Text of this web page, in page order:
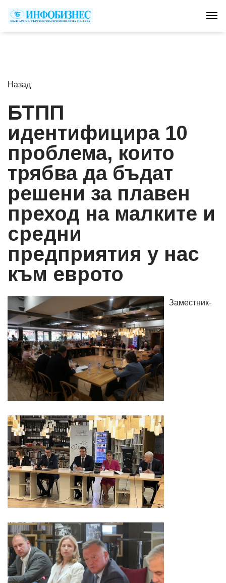
Назад
БТПП
идентифицира 10
проблема, които
трябва да бъдат
решени за плавен
преход на малките и
средни
предприятия у нас
към еврото
Заместник-